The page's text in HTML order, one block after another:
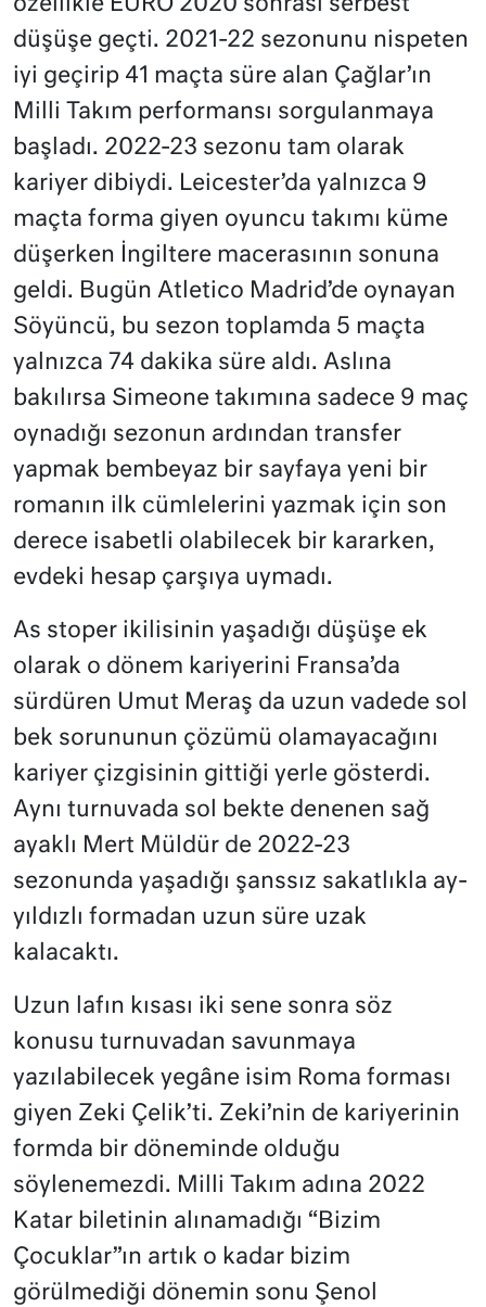
özellikle EURO 2020 sonrası serbest
düşüşe geçti. 2021-22 sezonunu nispeten
iyi geçirip 41 maçta süre alan Çağlar’ın
Milli Takım performansı sorgulanmaya
başladı. 2022-23 sezonu tam olarak
kariyer dibiydi. Leicester’da yalnızca 9
maçta forma giyen oyuncu takımı küme
düşerken İngiltere macerasının sonuna
geldi. Bugün Atletico Madrid’de oynayan
Söyüncü, bu sezon toplamda 5 maçta
yalnızca 74 dakika süre aldı. Aslına
bakılırsa Simeone takımına sadece 9 maç
oynadığı sezonun ardından transfer
yapmak bembeyaz bir sayfaya yeni bir
romanın ilk cümlelerini yazmak için son
derece isabetli olabilecek bir kararken,
evdeki hesap çarşıya uymadı.
As stoper ikilisinin yaşadığı düşüşe ek
olarak o dönem kariyerini Fransa’da
sürdüren Umut Meraş da uzun vadede sol
bek sorununun çözümü olamayacağını
kariyer çizgisinin gittiği yerle gösterdi.
Aynı turnuvada sol bekte denenen sağ
ayaklı Mert Müldür de 2022-23
sezonunda yaşadığı şanssız sakatlıkla ay-
yıldızlı formadan uzun süre uzak
kalacaktı.
Uzun lafın kısası iki sene sonra söz
konusu turnuvadan savunmaya
yazılabilecek yegâne isim Roma forması
giyen Zeki Çelik’ti. Zeki’nin de kariyerinin
formda bir döneminde olduğu
söylenemezdi. Milli Takım adına 2022
Katar biletinin alınamadığı “Bizim
Çocuklar”ın artık o kadar bizim
görülmediği dönemin sonu Şenol